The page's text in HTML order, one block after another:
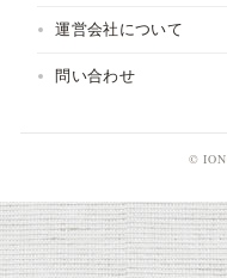
運営会社について
問い合わせ